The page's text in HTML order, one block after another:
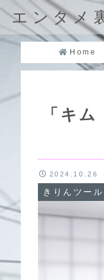
エンタメ
Home
「キ
きりんツール
2024.10.26